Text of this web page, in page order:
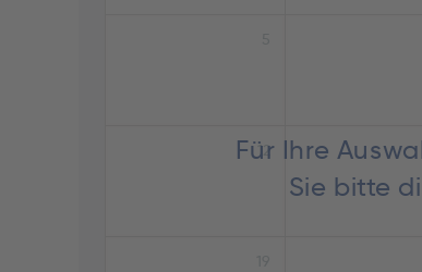
Für Ihre
Sie bitte
12